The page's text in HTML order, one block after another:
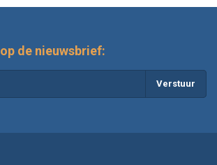
de nieuwsbrief:
Verstuur